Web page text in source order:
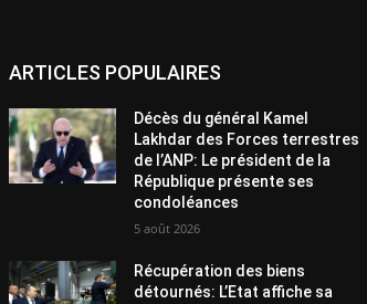
ARTICLES POPULAIRES
Décès du général Kamel
Lakhdar des Forces terrestres
de l’ANP: Le président de la
République présente ses
condoléances
5 août 2026
Récupération des biens
détournés: L’Etat affiche sa